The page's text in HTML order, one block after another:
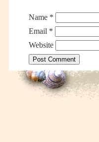
Name *
Email *
Website